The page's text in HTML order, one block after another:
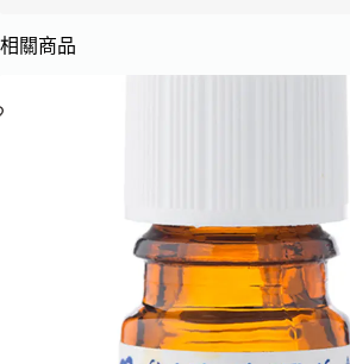
相關商品